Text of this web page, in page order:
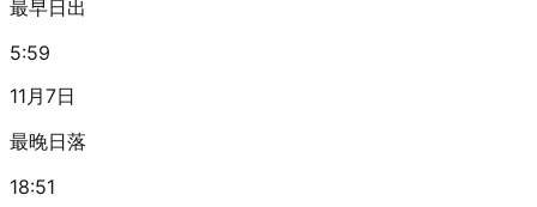
最早日出
5:59
11月7日
最晚日落
18:51